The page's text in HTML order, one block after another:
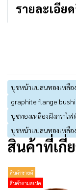
รายละเอีย
บูชหน้าแปลนทองเหลือ
graphite flange
บูชทองเหลืองฝังกราไฟ
บูชหน้าแปลนทองเหลือ
สินค้าที่เกี่
สินค้าขายดี
สินค้าตามสเปค